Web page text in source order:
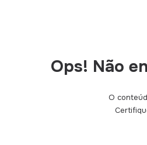
Ops! Não
O